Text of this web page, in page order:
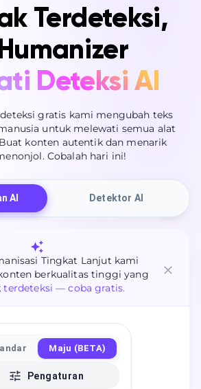
Terdeteksi,
Deteksi AI
gratis kami mengubah teks
untuk melewati semua alat
konten autentik dan menarik
Cobalah hari ini!
AI Detektor AI
Tingkat Lanjut kami
berkualitas tinggi yang
terdeteksi — coba gratis.
Maju (BETA)
Pengaturan